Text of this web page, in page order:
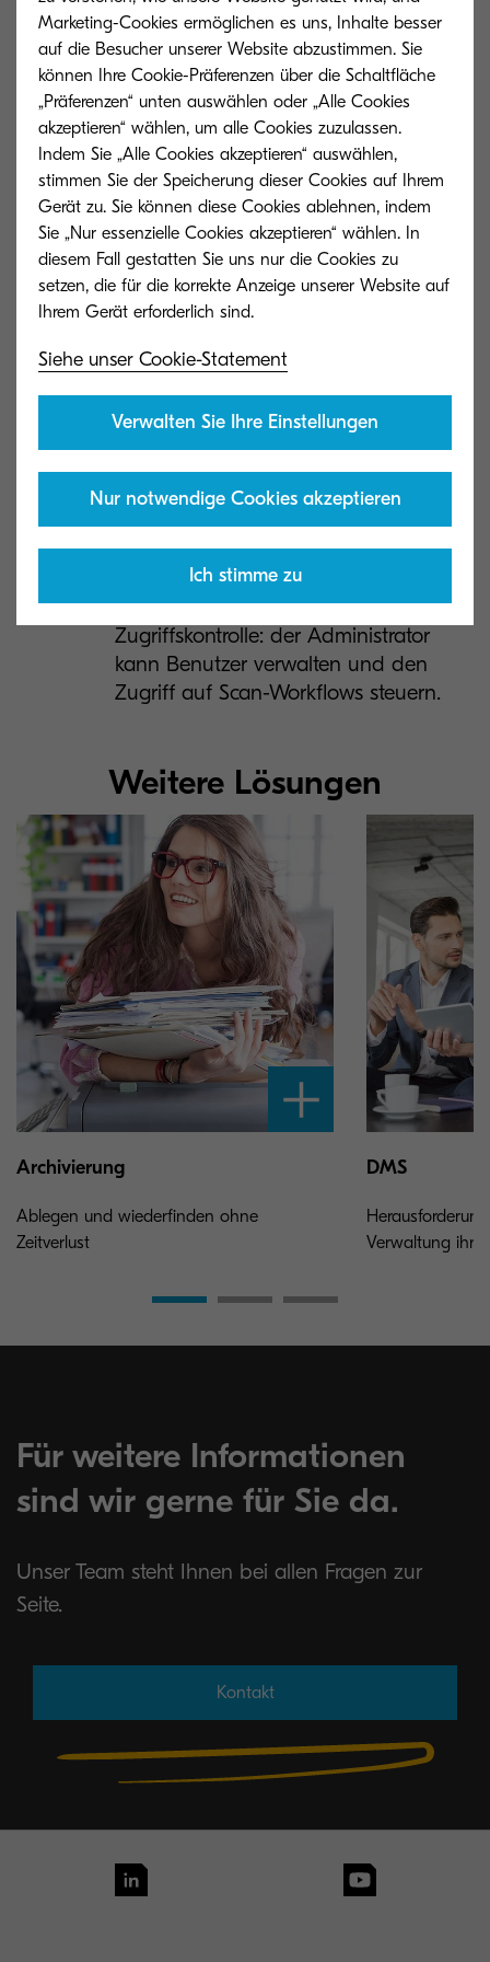
Eigene Scan-Workflows gestalten: Mit
dem Workflow Designer können
Administratoren ihre eigenen Scan-
Workflows erstellen. Sie können
Dateneingabeverfahren, Bildkorrektur,
Datenerkennung, Datenextraktion und
Verteilung der extrahierten Daten
selbst konfigurieren. Mit der intuitiven
Drag & Drop-Oberfläche kann Ihr
Workflow in kürzester Zeit gestaltet
werden.
Erkennung und Auswertung von
Handschrift: in der «Professional
Zeichen, handschriftliche Zeichen und
Barcodes sowie andere Arten von
Informationen erkannt und
entnommen werden.
Benutzer Verwaltung und
Zugriffskontrolle: der Administrator
kann Benutzer verwalten und den
Zugriff auf Scan-Workflows steuern.
Weitere Lösungen
Archivierung
Ablegen und wiederfinden ohne
Zeitverlust
DMS
Verwaltung
Für weitere Informationen
sind wir gerne für Sie da.
Unser Team steht Ihnen bei allen Fragen zur
Seite.
Kontakt
Marketing-Cookies ermöglichen es uns, Inhalte besser
auf die Besucher unserer Website abzustimmen. Sie
können Ihre Cookie-Präferenzen über die Schaltfläche
„Präferenzen“ unten auswählen oder „Alle Cookies
akzeptieren“ wählen, um alle Cookies zuzulassen.
Indem Sie „Alle Cookies akzeptieren“ auswählen,
stimmen Sie der Speicherung dieser Cookies auf Ihrem
Gerät zu. Sie können diese Cookies ablehnen, indem
Sie „Nur essenzielle Cookies akzeptieren“ wählen. In
diesem Fall gestatten Sie uns nur die Cookies zu
setzen, die für die korrekte Anzeige unserer Website auf
Siehe unser Cookie-Statement
Verwalten Sie Ihre Einstellungen
Nur notwendige Cookies akzeptieren
Ich stimme zu